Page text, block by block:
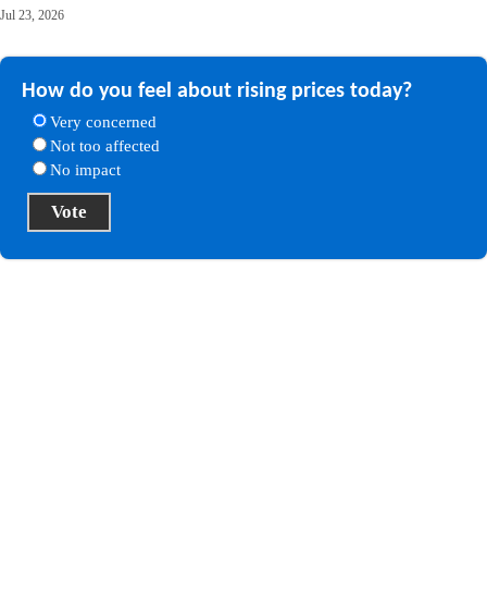
Jul 23, 2026
How do you feel about rising prices today?
Very concerned
Not too affected
No impact